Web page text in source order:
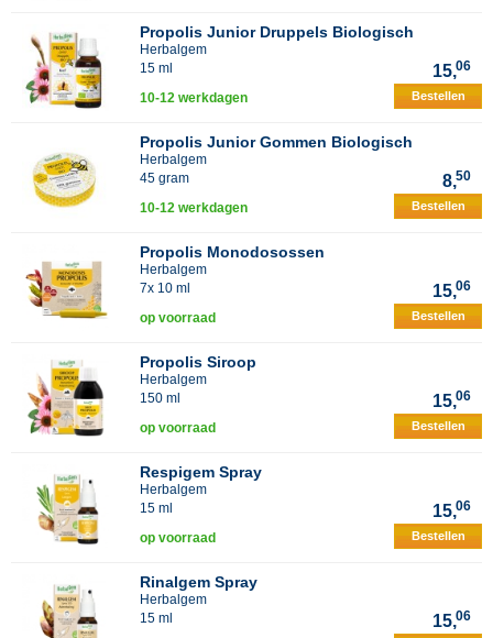
Propolis Junior Druppels Biologisch
Herbalgem
15 ml
15,06
10-12 werkdagen Bestellen
Propolis Junior Gommen Biologisch
Herbalgem
45 gram
8,50
10-12 werkdagen Bestellen
Propolis Monodosossen
Herbalgem
7x 10 ml
15,06
op voorraad Bestellen
Propolis Siroop
Herbalgem
150 ml
15,06
op voorraad Bestellen
Respigem Spray
Herbalgem
15 ml
15,06
op voorraad Bestellen
Rinalgem Spray
Herbalgem
15 ml
15,06